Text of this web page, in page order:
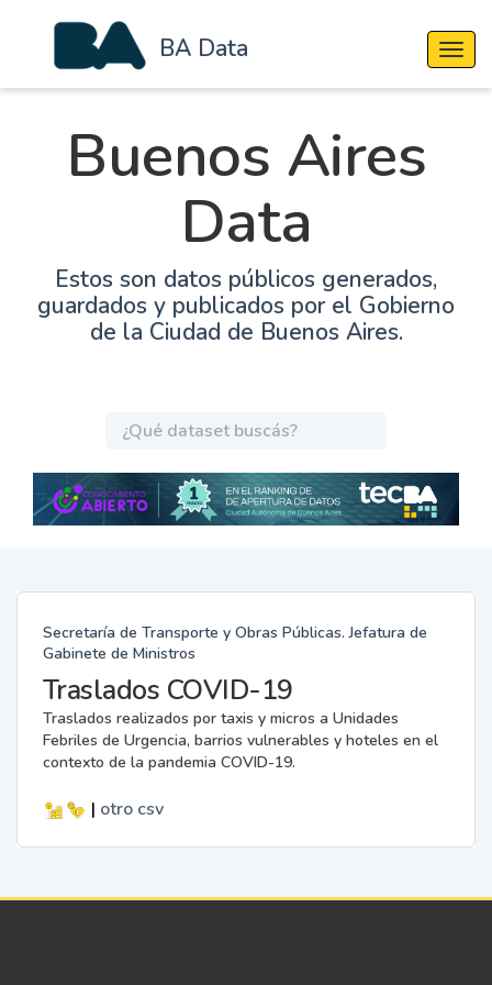
BA Data
Buenos Aires
Data
Estos son datos públicos generados,
guardados y publicados por el Gobierno
de la Ciudad de Buenos Aires.
Secretaría de Transporte y Obras Públicas. Jefatura de
Gabinete de Ministros
Traslados COVID-19
Traslados realizados por taxis y micros a Unidades
Febriles de Urgencia, barrios vulnerables y hoteles en el
contexto de la pandemia COVID-19.
| otro csv